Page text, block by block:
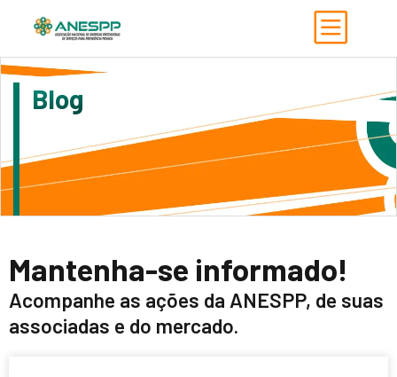
Blog
Mantenha-se informado!
Acompanhe as ações da ANESPP, de suas
associadas e do mercado.